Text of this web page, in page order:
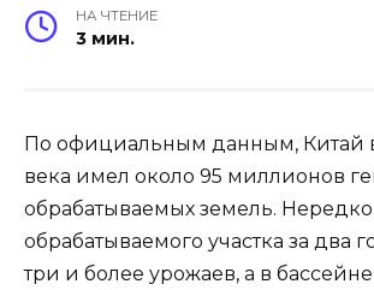
НА ЧТЕНИЕ
3 мин.
По официальным данным, Китай
века имел около 95 миллионов
обрабатываемых земель.
обрабатываемого участка за два
три и более урожаев, а в